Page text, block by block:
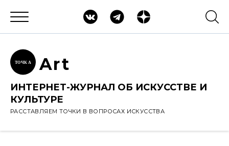
ТОЧК А Art
ИНТЕРНЕТ-ЖУРНАЛ ОБ ИСКУССТВЕ И
КУЛЬТУРЕ
РАССТАВЛЯЕМ ТОЧКИ В ВОПРОСАХ ИСКУССТВА